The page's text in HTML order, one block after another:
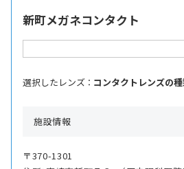
新町メガネコンタクト
選択したレンズ ： コンタクトレンズの
施設情報
〒370-1301